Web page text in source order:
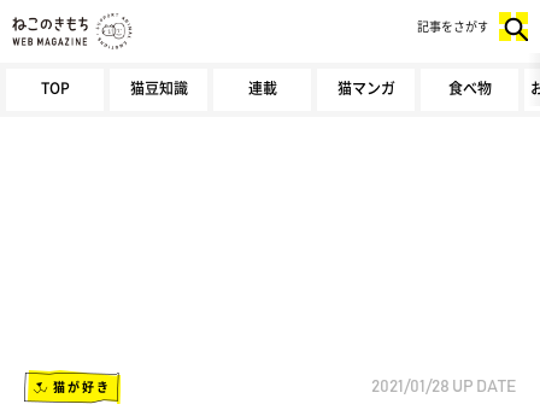
TOP 猫豆知識 連載 猫マンガ 食べ物
記事をさがす
猫が好き 2021/01/28 UP DATE